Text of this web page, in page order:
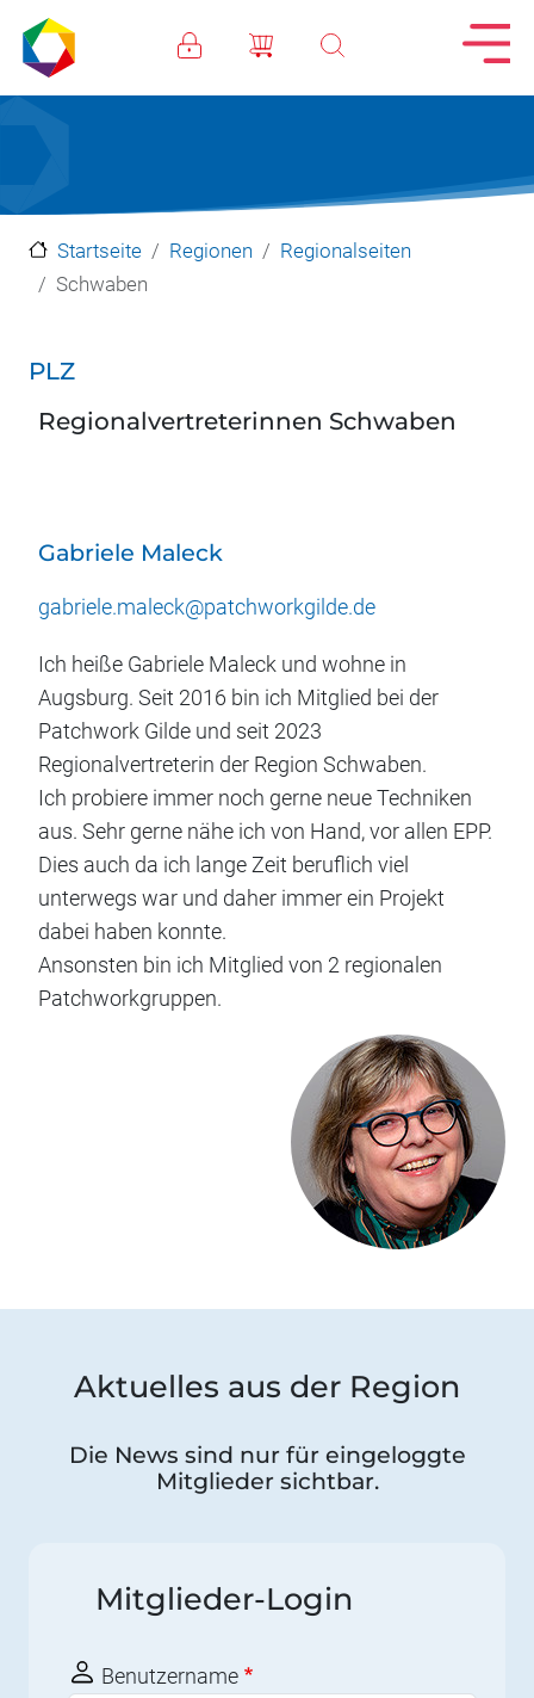
Direkt zum Inhalt
Startseite Regionen
Regionalseiten
Schwaben
PLZ
Regionalvertreterinnen Schwaben
Gabriele Maleck
gabriele.maleck@patchworkgilde.de
Ich heiße Gabriele Maleck und wohne in
Augsburg. Seit 2016 bin ich Mitglied bei der
Patchwork Gilde und seit 2023
Regionalvertreterin der Region Schwaben.
Ich probiere immer noch gerne neue Techniken
aus. Sehr gerne nähe ich von Hand, vor allen EPP.
Dies auch da ich lange Zeit beruflich viel
unterwegs war und daher immer ein Projekt
dabei haben konnte.
Ansonsten bin ich Mitglied von 2 regionalen
Patchworkgruppen.
Aktuelles aus der Region
Die News sind nur für eingeloggte
Mitglieder sichtbar.
Mitglieder-Login
Benutzername